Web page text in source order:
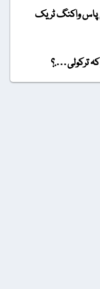
پاس واکنگ ٹریک
کہ ترکولی….؟